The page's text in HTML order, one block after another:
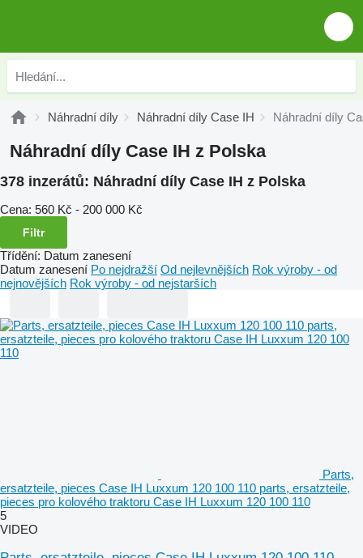
Náhradní díly Náhradní díly Case IH Náhradní díly
Náhradní díly Case IH z Polska
378 inzerátů: Náhradní díly Case IH z Polska
Cena: 560 Kč - 200 000 Kč
Filtr
Třídění: Datum zanesení
Datum zanesení Po nejdražší Od nejlevnějších Rok výroby - od
nejnovějších Rok výroby - od nejstarších
Parts,
ersatzteile, pieces Case IH Luxxum 120 100 110 parts, ersatzteile,
pieces pro kolového traktoru Case IH Luxxum 120 100 110
5
VIDEO